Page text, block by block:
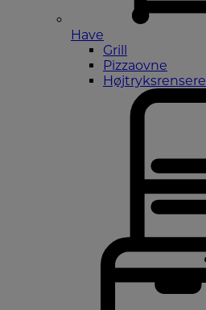
Have
Grill
Pizzaovne
Højtryksrensere